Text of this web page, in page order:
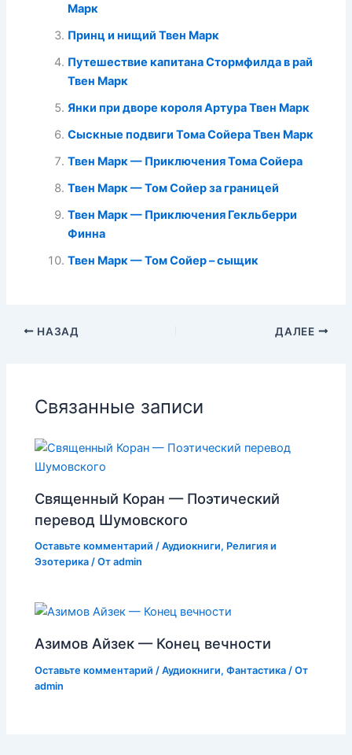
Марк
Принц и нищий Твен Марк
Путешествие капитана Стормфилда в рай
Твен Марк
Янки при дворе короля Артура Твен Марк
Сыскные подвиги Тома Сойера Твен Марк
Твен Марк — Приключения Тома Сойера
Твен Марк — Том Сойер за границей
Твен Марк — Приключения Гекльберри
Финна
Твен Марк — Том Сойер – сыщик
НАЗАД ДАЛЕЕ
Связанные записи
Священный Коран — Поэтический
перевод Шумовского
Оставьте комментарий /Аудиокниги, Религия и
Эзотерика / Отadmin
Азимов Айзек — Конец вечности
Оставьте комментарий /Аудиокниги,Фантастика / От
admin